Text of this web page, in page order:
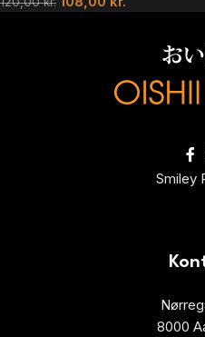
Smiley
8000